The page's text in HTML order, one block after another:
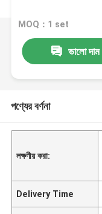
MOQ：1 set
ভালো দাম
পণ্যের বর্ণনা
লক্ষণীয় করা:
Delivery Time